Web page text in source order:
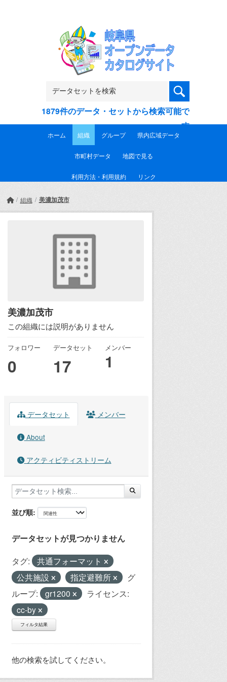
1879件のデータ・セットから検索可能で
す
ホーム 組織 グループ 県内広域データ
市町村データ 地図で見る
利用方法・利用規約 リンク
組織 美濃加茂市
美濃加茂市
この組織には説明がありません
フォロワー
0
データセット
17
メンバー
1
データセット メンバー
About
アクティビティストリーム
並び順
データセットが見つかりません
タグ:
共通フォーマット
公共施設
指定避難所
グ
ループ:
gr1200
ライセンス:
cc-by
フィルタ結果
他の検索を試してください。